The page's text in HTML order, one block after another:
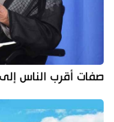
صفات أقرب الناس